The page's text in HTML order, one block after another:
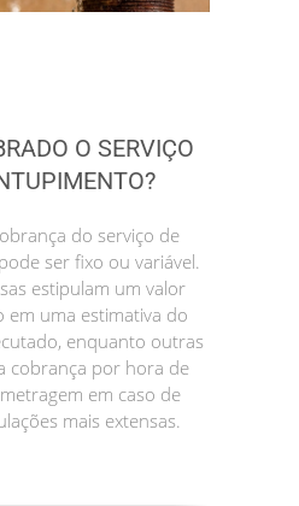
O SERVIÇO
do serviço de
ser fixo ou variável.
estipulam um valor
em uma estimativa do
enquanto outras
cobrança por hora de
em caso de
mais extensas.